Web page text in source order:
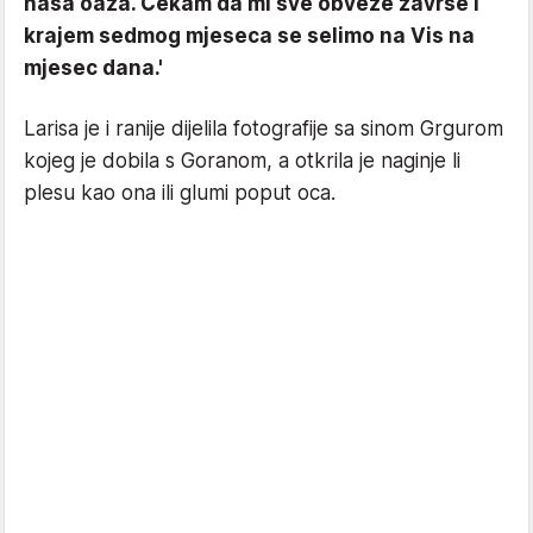
krajem sedmog mjeseca se selimo na Vis na
mjesec dana.'
Larisa je i ranije dijelila fotografije sa sinom Grgurom
kojeg je dobila s Goranom, a otkrila je naginje li
plesu kao ona ili glumi poput oca.